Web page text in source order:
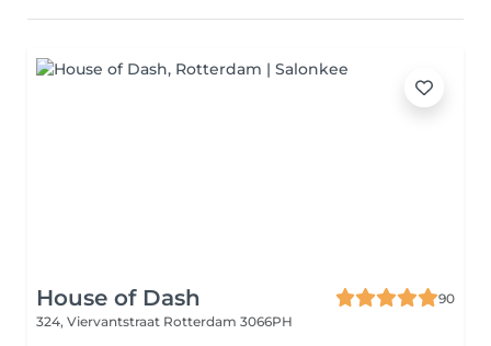
House of Dash
90
324, Viervantstraat Rotterdam 3066PH